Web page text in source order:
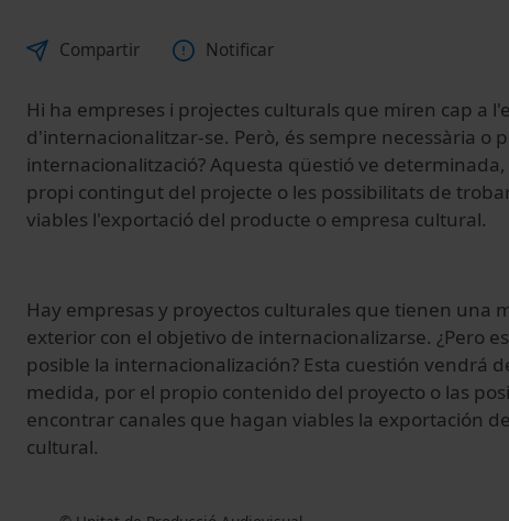
Compartir Notificar
Hi ha empreses i projectes culturals que miren cap a
d'internacionalitzar-se. Però, és sempre necessària o
internacionalització? Aquesta qüestió ve
propi contingut del projecte o les possibilitats de
viables l'exportació del producte o empresa cultural.
Hay empresas y proyectos culturales que tienen una
exterior con el objetivo de internacionalizarse. ¿Pero
posible la internacionalización? Esta cuestión vendrá
medida, por el propio contenido del proyecto o las
encontrar canales que hagan viables la exportación
cultural.